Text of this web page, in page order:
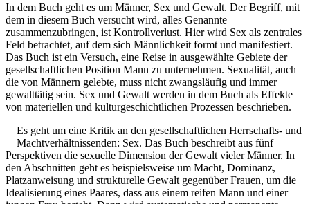
In dem Buch geht es um Männer, Sex und Gewalt. Der Begriff, mit
dem in diesem Buch versucht wird, alles Genannte
zusammenzubringen, ist Kontrollverlust. Hier wird Sex als zentrales
Feld betrachtet, auf dem sich Männlichkeit formt und manifestiert.
Das Buch ist ein Versuch, eine Reise in ausgewählte Gebiete der
gesellschaftlichen Position Mann zu unternehmen. Sexualität, auch
die von Männern gelebte, muss nicht zwangsläufig und immer
gewalttätig sein. Sex und Gewalt werden in dem Buch als Effekte
von materiellen und kulturgeschichtlichen Prozessen beschrieben.
Es geht um eine Kritik an den gesellschaftlichen Herrschafts- und
Machtverhältnissenden: Sex. Das Buch beschreibt aus fünf
Perspektiven die sexuelle Dimension der Gewalt vieler Männer. In
den Abschnitten geht es beispielsweise um Macht, Dominanz,
Platzanweisung und strukturelle Gewalt gegenüber Frauen, um die
Idealisierung eines Paares, dass aus einem reifen Mann und einer